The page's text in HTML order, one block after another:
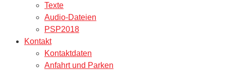
Texte
Audio-Dateien
PSP2018
Kontakt
Kontaktdaten
Anfahrt und Parken